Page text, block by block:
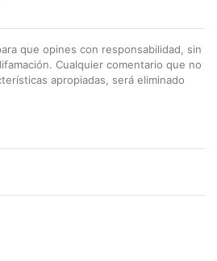
que opines con responsabilidad, sin
Cualquier comentario que no
apropiadas, será eliminado